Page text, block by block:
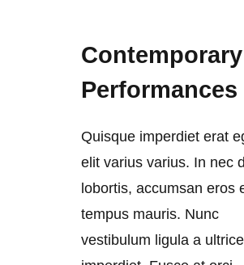
Contemporary
Performances
Quisque imperdiet erat
elit varius varius. In nec
lobortis, accumsan eros
tempus mauris. Nunc
vestibulum ligula a